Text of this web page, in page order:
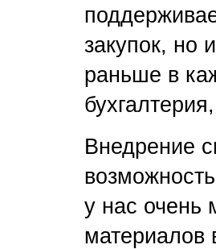
закупок, но
раньше в
Внедрение
у нас очень
материалов